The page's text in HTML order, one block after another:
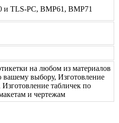
и TLS-PC, BMP61, BMP71
на любом из материалов
вашему выбору, Изготовление
Изготовление табличек по
и чертежам